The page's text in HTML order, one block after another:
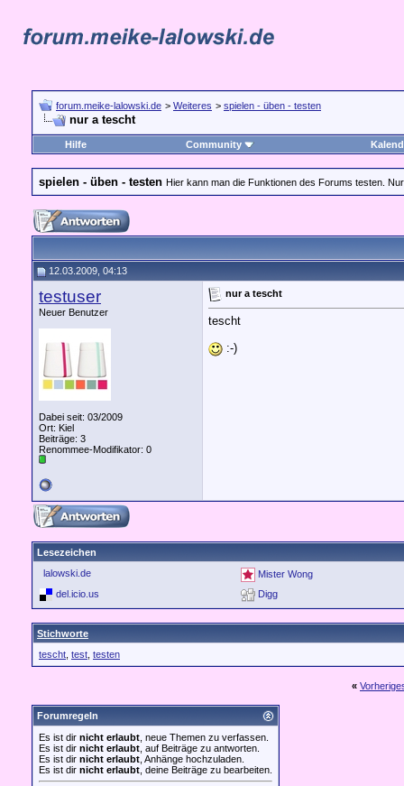
forum.meike-lalowski.de > Weiteres > spielen - üben - testen
nur a tescht
Hilfe Community
spielen - üben - testen Hier kann man die Funktionen des Forums testen.
12.03.2009, 04:13
testuser
Neuer Benutzer
Dabei seit: 03/2009
Ort: Kiel
Beiträge: 3
Renommee-Modifikator: 0
nur a tescht
tescht
:-)
Lesezeichen
lalowski.de
Mister Wong
del.icio.us
Digg
Stichworte
tescht test testen
«
Forumregeln
Es ist dir nicht erlaubt , neue Themen zu verfassen.
Es ist dir nicht erlaubt , auf Beiträge zu antworten.
Es ist dir nicht erlaubt , Anhänge hochzuladen.
Es ist dir nicht erlaubt , deine Beiträge zu bearbeiten.